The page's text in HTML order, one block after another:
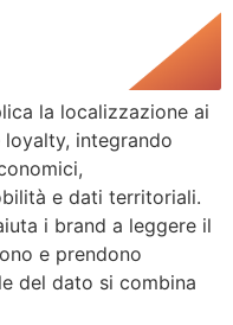
la localizzazione ai
loyalty, integrando
e dati territoriali.
i brand a leggere il
e prendono
del dato si combina